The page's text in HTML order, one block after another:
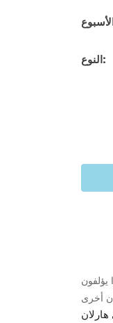
النوع:
ما كانوا يؤلفون